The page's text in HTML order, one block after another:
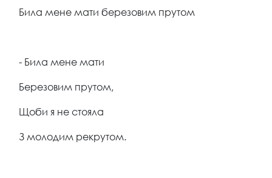
Била мене мати березовим прутом
- Била мене мати
Березовим прутом,
Щоби я не стояла
З молодим рекрутом.